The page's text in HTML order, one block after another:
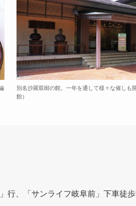
別名沙羅双樹の館。一年を通して様々な催しも
館）
行、「サンライフ岐阜前」下車徒